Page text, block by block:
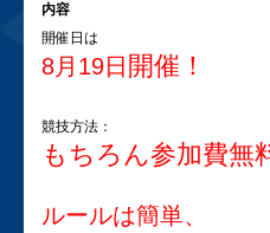
内容
開催日は
8月19日 開催！
競技方法：
もちろん参加費無
ルールは簡単、